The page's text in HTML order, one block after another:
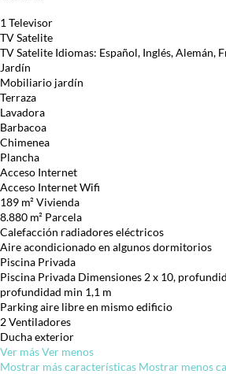
1 Televisor
TV Satelite
TV Satelite Idiomas: Español, Inglés, Alemán,
Jardín
Mobiliario jardín
Terraza
Lavadora
Barbacoa
Chimenea
Plancha
Acceso Internet
Acceso InternetWifi
189 m² Vivienda
8.880 m² Parcela
Calefacción radiadores eléctricos
Aire acondicionado en algunos dormitorios
Piscina Privada
Piscina Privada Dimensiones 2 x 10,
profundidad min 1,1 m
Parking aire libre en mismo edificio
2 Ventiladores
Ducha exterior
Ver másVer menos
Mostrar más características Mostrar menos